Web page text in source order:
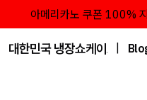
아메리카노 쿠폰 100%
대한민국 냉장쇼케이스 점유